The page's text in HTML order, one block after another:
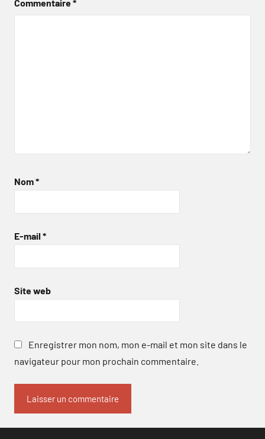
Commentaire*
Nom*
E-mail *
Site web
Enregistrer mon nom, mon e-mail et mon site dans le
navigateur pour mon prochain commentaire.